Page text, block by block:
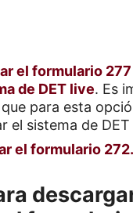
el formulario
de DET live. Es
para esta
el sistema de DET
el formulario 272.